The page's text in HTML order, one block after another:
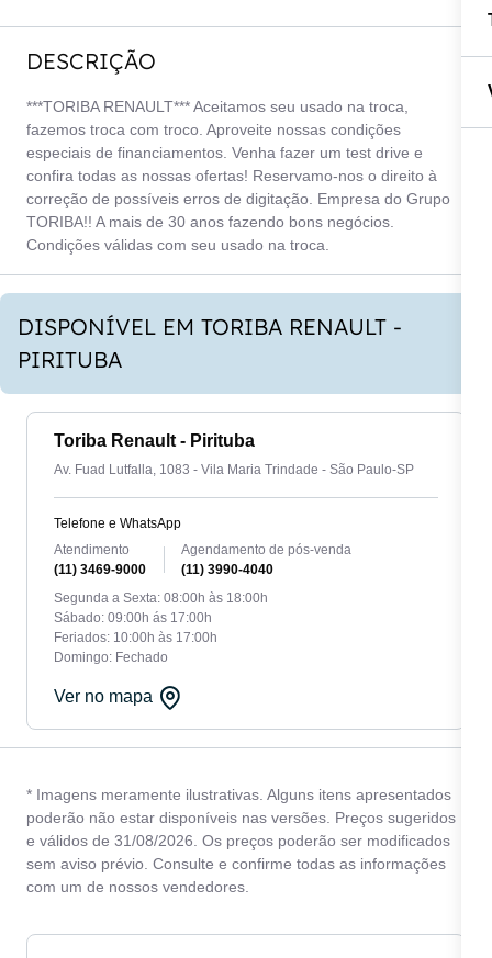
DESCRIÇÃO
***TORIBA RENAULT*** Aceitamos seu usado na troca,
fazemos troca com troco. Aproveite nossas condições
especiais de financiamentos. Venha fazer um test drive e
confira todas as nossas ofertas! Reservamo-nos o direito à
correção de possíveis erros de digitação. Empresa do Grupo
TORIBA!! A mais de 30 anos fazendo bons negócios.
Condições válidas com seu usado na troca.
DISPONÍVEL EM TORIBA RENAULT -
PIRITUBA
Toriba Renault - Pirituba
Av. Fuad Lutfalla, 1083 - Vila Maria Trindade - São Paulo-SP
Telefone e WhatsApp
Atendimento
(11) 3469-9000
Agendamento de pós-venda
(11) 3990-4040
Segunda a Sexta: 08:00h às 18:00h
Sábado: 09:00h ás 17:00h
Feriados: 10:00h às 17:00h
Domingo: Fechado
Ver no mapa
* Imagens meramente ilustrativas. Alguns itens apresentados
poderão não estar disponíveis nas versões. Preços sugeridos
e válidos de 31/08/2026. Os preços poderão ser modificados
sem aviso prévio. Consulte e confirme todas as informações
com um de nossos vendedores.